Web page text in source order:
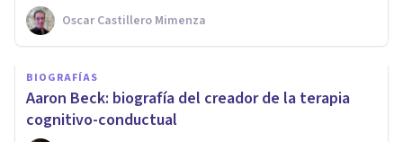
Oscar Castillero Mimenza
BIOGRAFÍAS
Aaron Beck: biografía del creador de la terapia
cognitivo-conductual